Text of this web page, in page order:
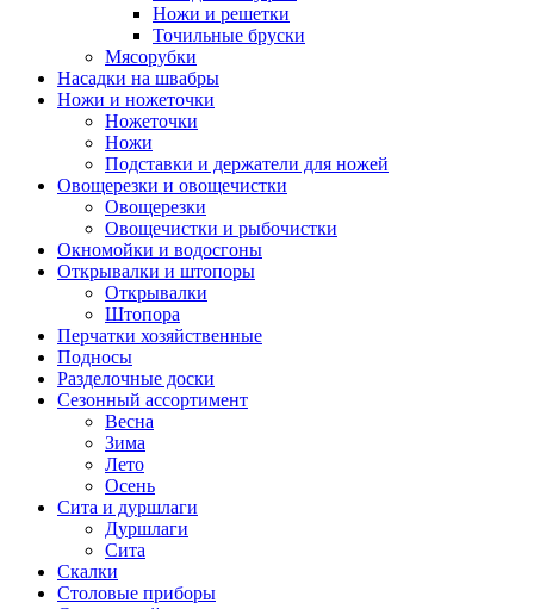
Ножи и решетки
Точильные бруски
Мясорубки
Насадки на швабры
Ножи и ножеточки
Ножеточки
Ножи
Подставки и держатели для ножей
Овощерезки и овощечистки
Овощерезки
Овощечистки и рыбочистки
Окномойки и водосгоны
Открывалки и штопоры
Открывалки
Штопора
Перчатки хозяйственные
Подносы
Разделочные доски
Сезонный ассортимент
Весна
Зима
Лето
Осень
Сита и дуршлаги
Дуршлаги
Сита
Скалки
Столовые приборы